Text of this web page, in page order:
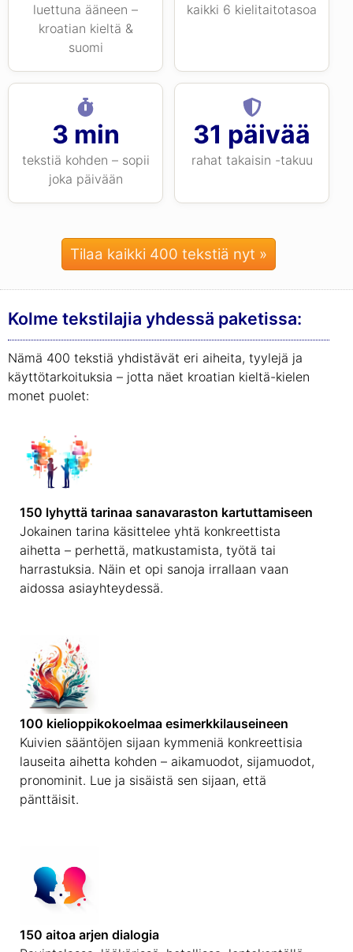
luettuna ääneen –
kroatian kieltä &
suomi
kaikki 6 kielitaitotasoa
3 min
tekstiä kohden – sopii
joka päivään
31 päivää
rahat takaisin -takuu
Tilaa kaikki 400 tekstiä nyt »
Kolme tekstilajia yhdessä paketissa:
Nämä 400 tekstiä yhdistävät eri aiheita, tyylejä ja
käyttötarkoituksia – jotta näet kroatian kieltä-kielen
monet puolet:
150 lyhyttä tarinaa sanavaraston kartuttamiseen
Jokainen tarina käsittelee yhtä konkreettista
aihetta – perhettä, matkustamista, työtä tai
harrastuksia. Näin et opi sanoja irrallaan vaan
aidossa asiayhteydessä.
100 kielioppikokoelmaa esimerkkilauseineen
Kuivien sääntöjen sijaan kymmeniä konkreettisia
lauseita aihetta kohden – aikamuodot, sijamuodot,
pronominit. Lue ja sisäistä sen sijaan, että
pänttäisit.
150 aitoa arjen dialogia